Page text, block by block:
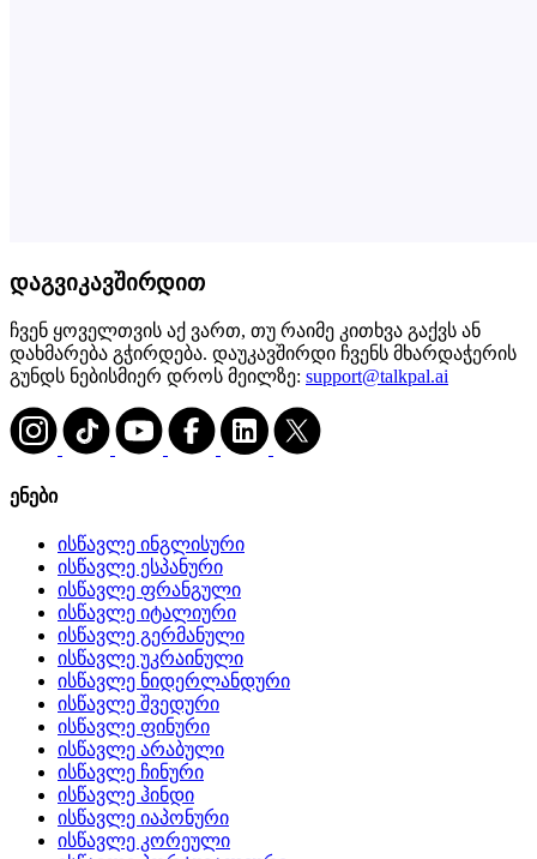
დაგვიკავშირდით
ჩვენ ყოველთვის აქ ვართ, თუ რაიმე კითხვა გაქვს ან
დახმარება გჭირდება. დაუკავშირდი ჩვენს მხარდაჭერის
გუნდს ნებისმიერ დროს მეილზე: support@talkpal.ai
ენები
ისწავლე ინგლისური
ისწავლე ესპანური
ისწავლე ფრანგული
ისწავლე იტალიური
ისწავლე გერმანული
ისწავლე უკრაინული
ისწავლე ნიდერლანდური
ისწავლე შვედური
ისწავლე ფინური
ისწავლე არაბული
ისწავლე ჩინური
ისწავლე ჰინდი
ისწავლე იაპონური
ისწავლე კორეული